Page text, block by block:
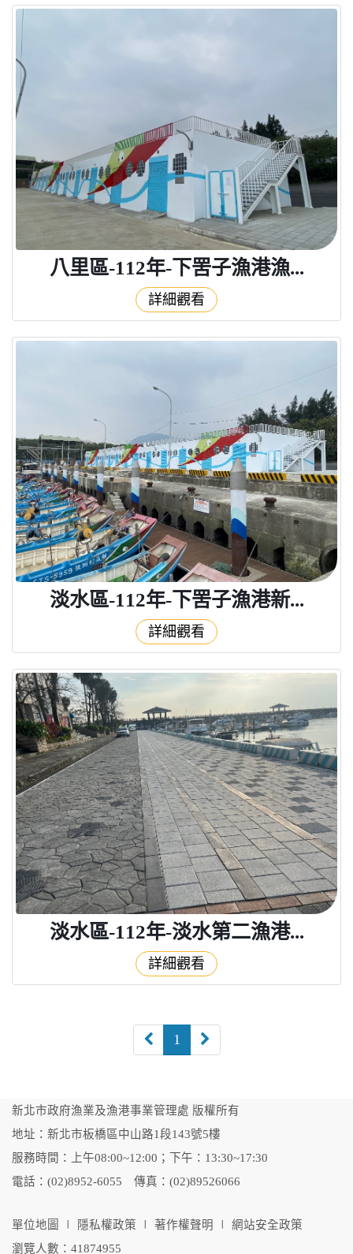
八里區-112年-下罟子漁港漁...
詳細觀看
淡水區-112年-下罟子漁港新...
詳細觀看
淡水區-112年-淡水第二漁港...
詳細觀看
上
一
1
下
一
新北市政府漁業及漁港事業管理處 版權所有
地址：新北市板橋區中山路1段143號5樓
服務時間：上午08:00~12:00；下午：13:30~17:30
電話：(02)8952-6055 傳真：(02)89526066
單位地圖 隱私權政策 著作權聲明
網站安全政策
瀏覽人數：41874955